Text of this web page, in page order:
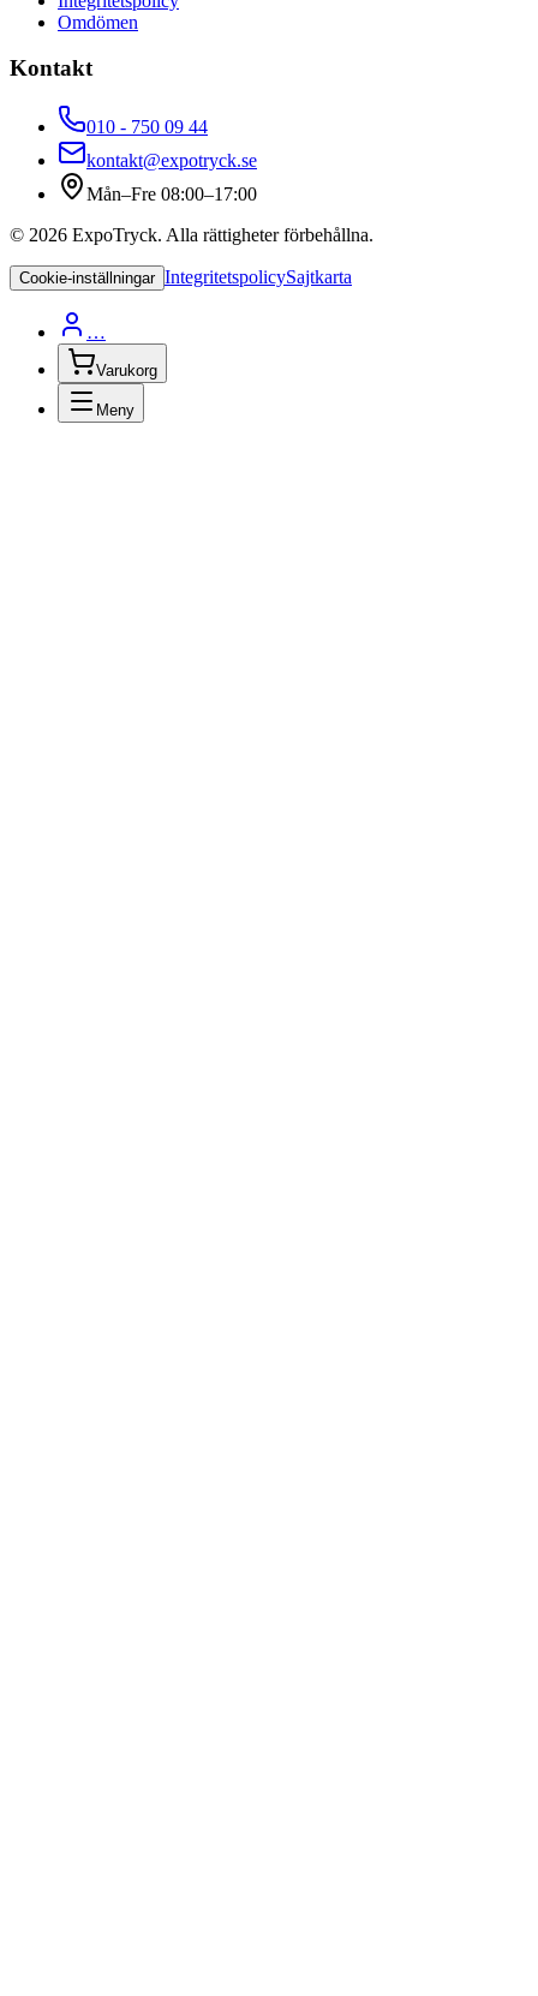
Omdömen
Kontakt
010 - 750 09 44
kontakt@expotryck.se
Mån–Fre 08:00–17:00
© 2026 ExpoTryck. Alla rättigheter förbehållna.
Cookie-inställningar IntegritetspolicySajtkarta
…
Varukorg
Meny